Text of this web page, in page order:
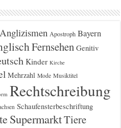
Anglizismen Apostroph Bayern
Fernsehen Genitiv
Kinder Kirche
Mehrzahl Mode Musiktitel
Rechtschreibung
Schaufensterbeschriftung
SupermarktTiere